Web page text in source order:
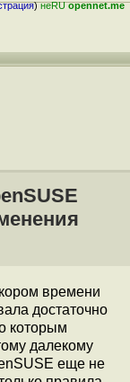
)неRUopennet.me
времени
достаточно
которым
далекому
еще не